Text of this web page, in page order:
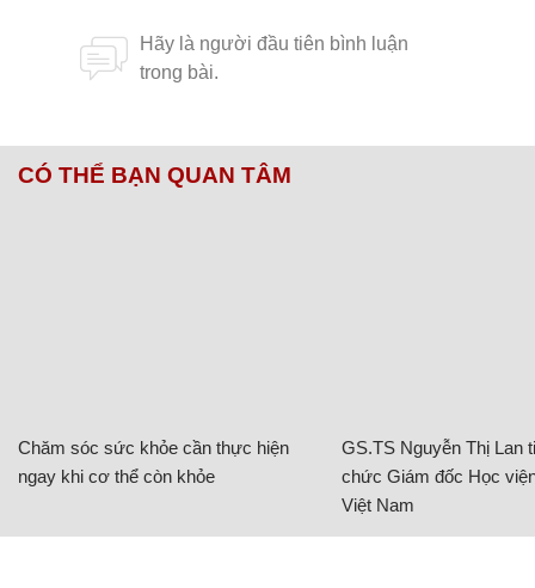
CÓ THỂ BẠN QUAN TÂM
Chăm sóc sức khỏe cần thực hiện
ngay khi cơ thể còn khỏe
GS.TS Nguyễn Thị Lan
chức Giám đốc Học
Việt Nam